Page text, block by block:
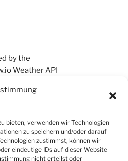
bieten, verwenden wir Technologien
zu speichern und/oder darauf
zustimmst, können wir
eindeutige IDs auf dieser Website
nicht erteilst oder